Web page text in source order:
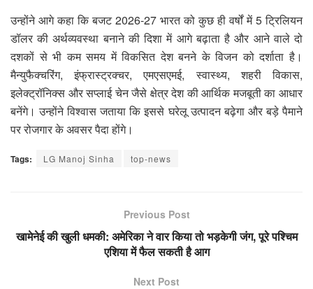
उन्होंने आगे कहा कि बजट 2026-27 भारत को कुछ ही वर्षों में 5 ट्रिलियन
डॉलर की अर्थव्यवस्था बनाने की दिशा में आगे बढ़ाता है और आने वाले दो
दशकों से भी कम समय में विकसित देश बनने के विजन को दर्शाता है।
मैन्युफैक्चरिंग, इंफ्रास्ट्रक्चर, एमएसएमई, स्वास्थ्य, शहरी विकास,
इलेक्ट्रॉनिक्स और सप्लाई चेन जैसे क्षेत्र देश की आर्थिक मजबूती का आधार
बनेंगे। उन्होंने विश्वास जताया कि इससे घरेलू उत्पादन बढ़ेगा और बड़े पैमाने
पर रोजगार के अवसर पैदा होंगे।
Tags: LG Manoj Sinha top-news
Previous Post
खामेनेई की खुली धमकी: अमेरिका ने वार किया तो भड़केगी जंग, पूरे पश्चिम
एशिया में फैल सकती है आग
Next Post